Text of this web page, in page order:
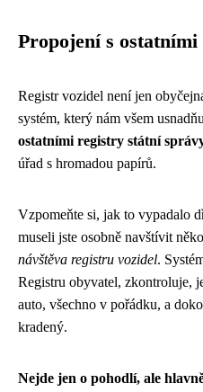
Propojení s
Registr vozidel není jen
systém, který nám všem
ostatními registry státní
úřad s hromadou papírů.
Vzpomeňte si, jak to vypadalo
museli jste osobně navštívit
návštěva registru vozidel.
Registru obyvatel, zkontroluje,
auto, všechno v pořádku, a
kradený.
Nejde jen o pohodlí, ale